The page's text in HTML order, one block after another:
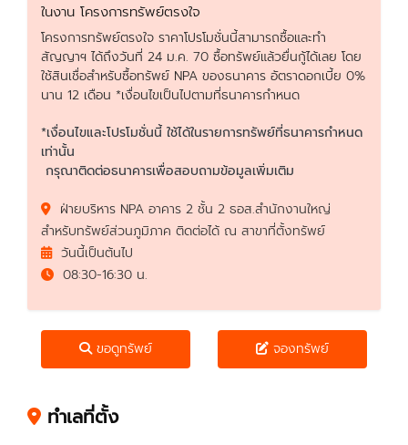
ในงาน โครงการทรัพย์ตรงใจ
โครงการทรัพย์ตรงใจ ราคาโปรโมชั่นนี้สามารถซื้อและทำ
สัญญาฯ ได้ถึงวันที่ 24 ม.ค. 70 ซื้อทรัพย์แล้วยื่นกู้ได้เลย โดย
ใช้สินเชื่อสำหรับซื้อทรัพย์ NPA ของธนาคาร อัตราดอกเบี้ย 0%
นาน 12 เดือน *เงื่อนไขเป็นไปตามที่ธนาคารกำหนด
*เงื่อนไขและโปรโมชั่นนี้ ใช้ได้ในรายการทรัพย์ที่ธนาคารกำหนด
เท่านั้น
กรุณาติดต่อธนาคารเพื่อสอบถามข้อมูลเพิ่มเติม
ฝ่ายบริหาร NPA อาคาร 2 ชั้น 2 ธอส.สำนักงานใหญ่
สำหรับทรัพย์ส่วนภูมิภาค ติดต่อได้ ณ สาขาที่ตั้งทรัพย์
วันนี้เป็นต้นไป
08:30-16:30 น.
ขอดูทรัพย์ จองทรัพย์
ทำเลที่ตั้ง